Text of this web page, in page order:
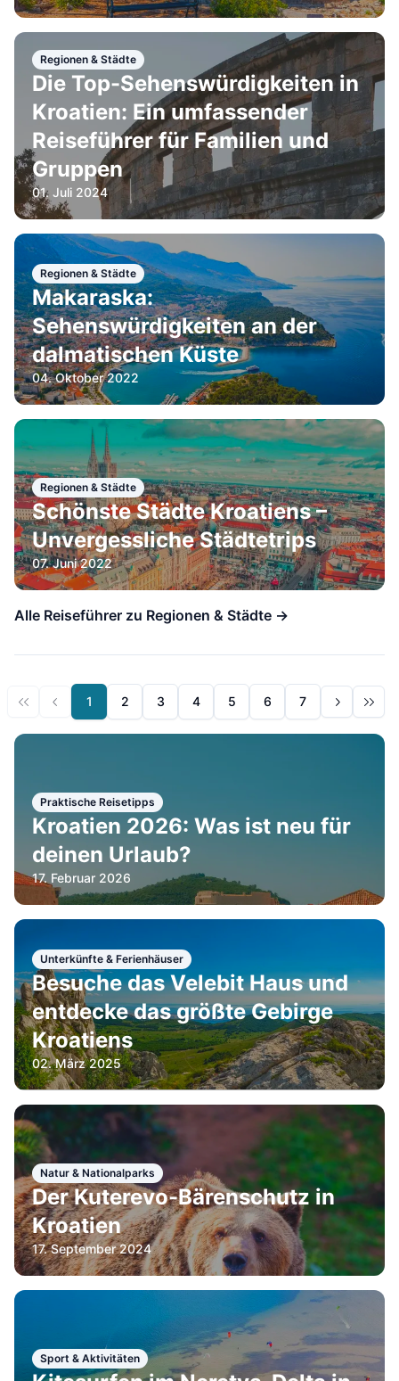
Regionen & Städte
Die Top-Sehenswürdigkeiten in
Kroatien: Ein umfassender
Reiseführer für Familien und
Gruppen
01. Juli 2024
Regionen & Städte
Makaraska:
Sehenswürdigkeiten an der
dalmatischen Küste
04. Oktober 2022
Regionen & Städte
Schönste Städte Kroatiens –
Unvergessliche Städtetrips
07. Juni 2022
Alle Reiseführer zu Regionen & Städte →
1 2 3 4 5 6 7
Praktische Reisetipps
Kroatien 2026: Was ist neu für
deinen Urlaub?
17. Februar 2026
Unterkünfte & Ferienhäuser
Besuche das Velebit Haus und
entdecke das größte Gebirge
Kroatiens
02. März 2025
Natur & Nationalparks
Der Kuterevo-Bärenschutz in
Kroatien
17. September 2024
Sport & Aktivitäten